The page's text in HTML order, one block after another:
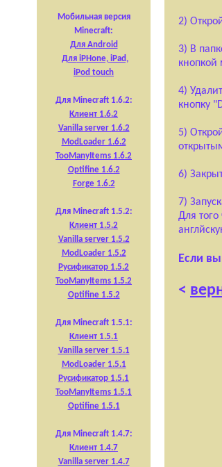
Мобильная версия
Minecraft:
Для Android
ДляiPHone, iPad,
iPod touch
Для Minecraft 1.6.2:
Клиент 1.6.2
Vanilla server 1.6.2
ModLoader 1.6.2
TooManyItems 1.6.2
Optifine 1.6.2
Forge 1.6.2
Для Minecraft 1.5.2:
Клиент 1.5.2
Vanilla server 1.5.2
ModLoader 1.5.2
Русификатор 1.5.2
TooManyItems 1.5.2
Optifine 1.5.2
Для Minecraft 1.5.1:
Клиент 1.5.1
Vanilla server 1.5.1
ModLoader 1.5.1
Русификатор 1.5.1
TooManyItems 1.5.1
Optifine 1.5.1
Для Minecraft 1.4.7:
Клиент 1.4.7
Vanilla server 1.4.7
2)
3) В
4)
кнопку
5)
6)
7)
Для
Если
<